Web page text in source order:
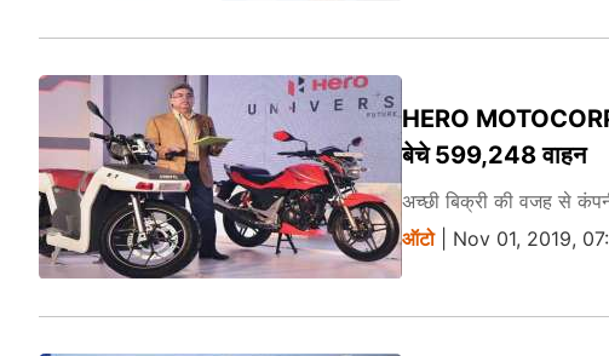
HERO MOTOCORP
बेचे 599,248 वाहन
अच्छी बिक्री की वजह से
ऑटो| Nov 01, 2019,